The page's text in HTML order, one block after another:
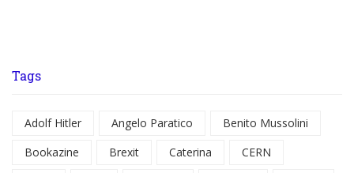
Tags
Adolf Hitler Angelo Paratico
Benito Mussolini
Bookazine
Brexit Caterina
CERN